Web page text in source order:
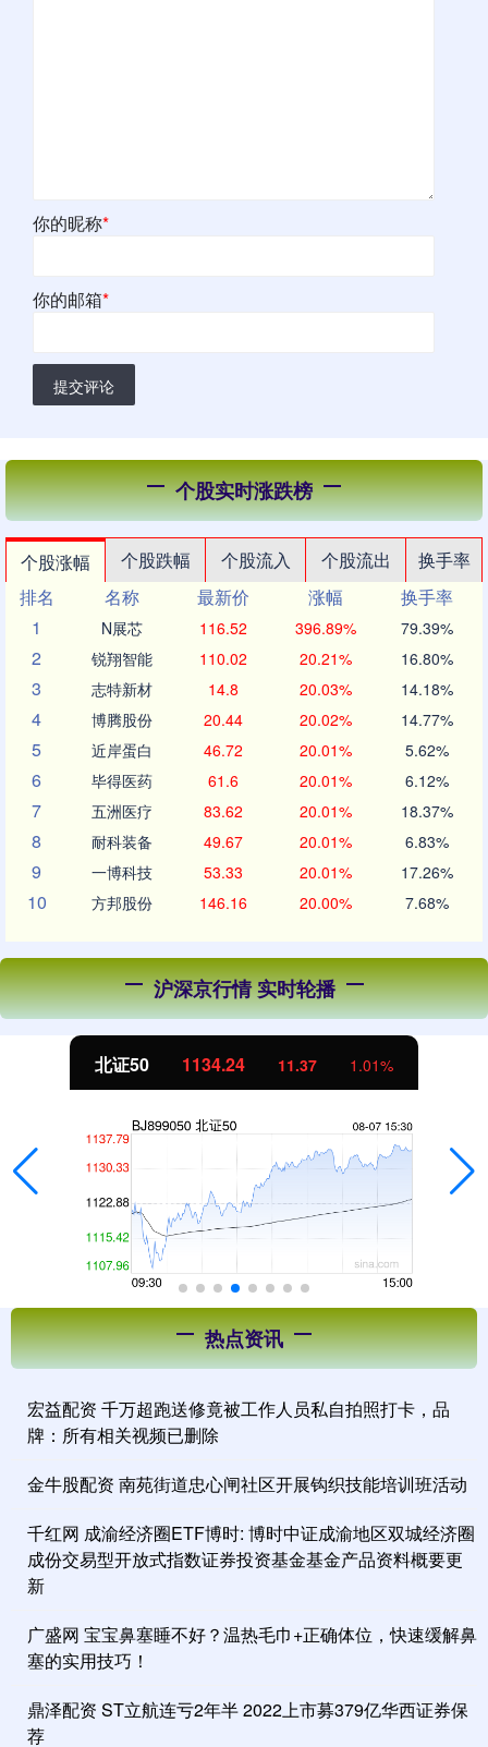
你的昵称*
你的邮箱*
提交评论
个股实时涨跌榜
个股涨幅 个股跌幅 个股流入 个股流出
换手率
排名
名称 最新价 涨幅
换手率
1
N展芯 116.52 396.89% 79.39%
2 锐翔智能 110.02 20.21% 16.80%
3 志特新材 14.8 20.03% 14.18%
4 博腾股份 20.44 20.02% 14.77%
5 近岸蛋白 46.72 20.01% 5.62%
6 毕得医药 61.6 20.01% 6.12%
7 五洲医疗 83.62 20.01% 18.37%
8 耐科装备 49.67 20.01% 6.83%
9 一博科技 53.33 20.01% 17.26%
10 方邦股份 146.16 20.00% 7.68%
沪深京行情 实时轮播
北证50 1134.24 11.37 1.01%
热点资讯
宏益配资 千万超跑送修竟被工作人员私自拍照打卡，品
牌：所有相关视频已删除
金牛股配资 南苑街道忠心闸社区开展钩织技能培训班活动
千红网 成渝经济圈ETF博时: 博时中证成渝地区双城经济圈
成份交易型开放式指数证券投资基金基金产品资料概要更
新
广盛网 宝宝鼻塞睡不好？温热毛巾+正确体位，快速缓解鼻
塞的实用技巧！
鼎泽配资 ST立航连亏2年半 2022上市募379亿华西证券保
荐